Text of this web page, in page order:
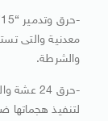
معدنية والتى
والشرطة.
-حرق 24
لتنفيذ